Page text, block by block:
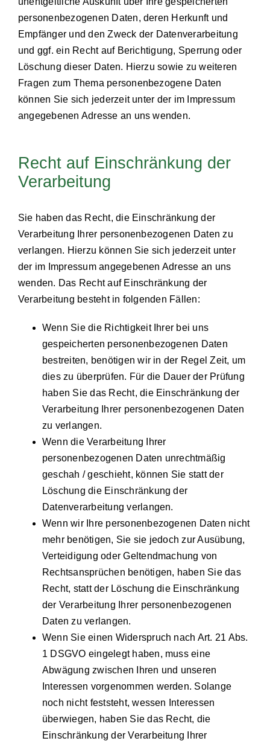
personenbezogenen Daten, deren Herkunft und
Empfänger und den Zweck der Datenverarbeitung
und ggf. ein Recht auf Berichtigung, Sperrung oder
Löschung dieser Daten. Hierzu sowie zu weiteren
Fragen zum Thema personenbezogene Daten
können Sie sich jederzeit unter der im Impressum
angegebenen Adresse an uns wenden.
Recht auf Einschränkung der
Verarbeitung
Sie haben das Recht, die Einschränkung der
Verarbeitung Ihrer personenbezogenen Daten zu
verlangen. Hierzu können Sie sich jederzeit unter
der im Impressum angegebenen Adresse an uns
wenden. Das Recht auf Einschränkung der
Verarbeitung besteht in folgenden Fällen:
Wenn Sie die Richtigkeit Ihrer bei uns
gespeicherten personenbezogenen Daten
bestreiten, benötigen wir in der Regel Zeit, um
dies zu überprüfen. Für die Dauer der Prüfung
haben Sie das Recht, die Einschränkung der
Verarbeitung Ihrer personenbezogenen Daten
zu verlangen.
Wenn die Verarbeitung Ihrer
personenbezogenen Daten unrechtmäßig
geschah / geschieht, können Sie statt der
Löschung die Einschränkung der
Datenverarbeitung verlangen.
Wenn wir Ihre personenbezogenen Daten nicht
mehr benötigen, Sie sie jedoch zur Ausübung,
Verteidigung oder Geltendmachung von
Rechtsansprüchen benötigen, haben Sie das
Recht, statt der Löschung die Einschränkung
der Verarbeitung Ihrer personenbezogenen
Daten zu verlangen.
Wenn Sie einen Widerspruch nach Art. 21 Abs.
1 DSGVO eingelegt haben, muss eine
Abwägung zwischen Ihren und unseren
Interessen vorgenommen werden. Solange
noch nicht feststeht, wessen Interessen
überwiegen, haben Sie das Recht, die
Einschränkung der Verarbeitung Ihrer